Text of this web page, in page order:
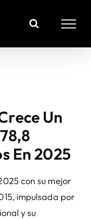
Un
En 2025
con su mejor
impulsada por
y su